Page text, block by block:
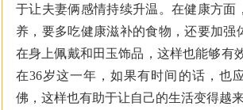
于让夫妻俩感情持续升温。在健康方面
养，要多吃健康滋补的食物，还要加强
在身上佩戴和田玉饰品，这样也能够有
在36岁这一年，如果有时间的话，也
佛，这样也有助于让自己的生活变得越来